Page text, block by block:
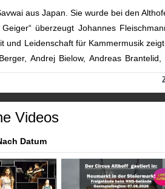
aus Japan. Sie wurde bei den
überzeugt Johannes
und Leidenschaft für Kammermusik
Andrej Bielow, Andreas
Heller, Christopher Hinterhuber,
unter:https://www.althofener-
Videos
Datum